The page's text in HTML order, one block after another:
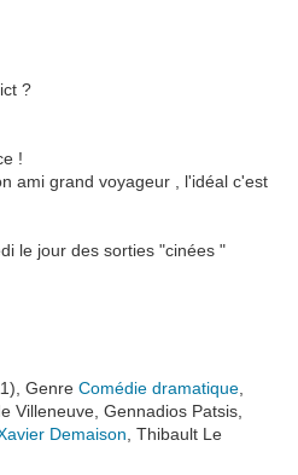
?
!
ami grand voyageur , l'idéal c'est
le jour des sorties "cinées "
Genre Comédie dramatique
Villeneuve Gennadios Patsis
Demaison Thibault Le